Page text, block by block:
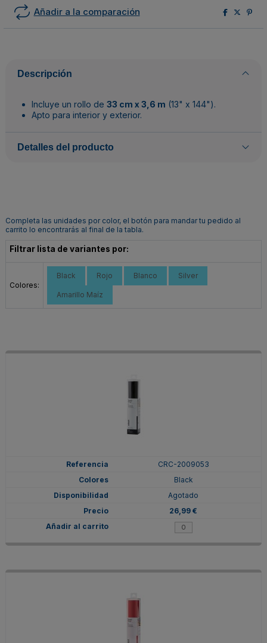
Añadir a la comparación
Descripción
Incluye un rollo de 33 cm x 3,6 m (13" x 144").
Apto para interior y exterior.
Detalles del producto
Completa las unidades por color, el botón para mandar tu pedido al
carrito lo encontrarás al final de la tabla.
Filtrar lista de variantes por:
Colores:
Black Rojo Blanco Silver
Amarillo Maíz
CRC-2009053
Black
Agotado
26,99 €